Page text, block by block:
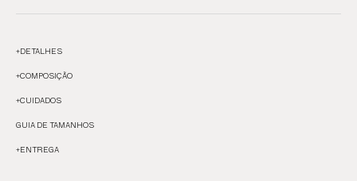
+DETALHES
+COMPOSIÇÃO
+CUIDADOS
GUIA DE TAMANHOS
+ENTREGA